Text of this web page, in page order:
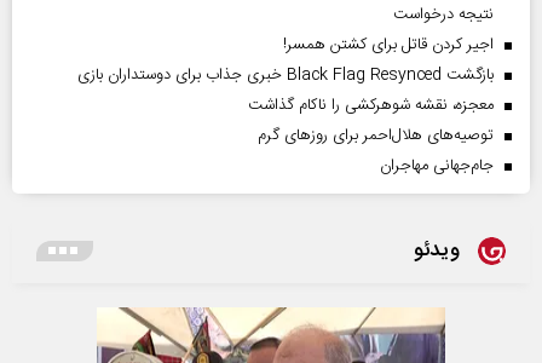
نتیجه درخواست
اجیر کردن قاتل برای کشتن همسر!
بازگشت Black Flag Resynced خبری جذاب برای دوستداران بازی
معجزه، نقشه شوهرکشی را ناکام گذاشت
توصیه‌های هلال‌احمر برای روز‌های گرم
جام‌جهانی مهاجران
ویدئو